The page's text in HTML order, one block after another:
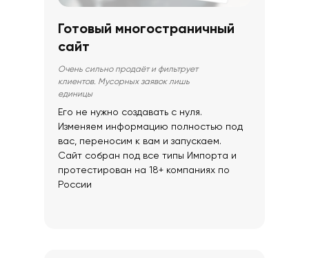
Его не нужно создавать с нуля.
Изменяем информацию полностью под
вас, переносим к вам и запускаем.
Сайт собран под все типы Импорта и
протестирован на 18+ компаниях по
России
Очень сильно продаёт и фильтрует
клиентов. Мусорных заявок лишь
единицы
Готовый многостраничный
сайт